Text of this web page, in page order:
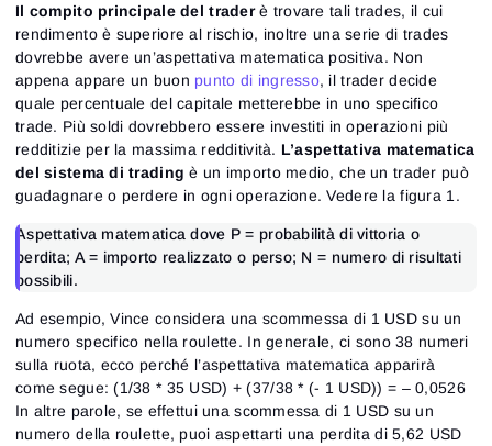
Il compito principale del traderè trovare tali trades, il cui
rendimento è superiore al rischio, inoltre una serie di trades
dovrebbe avere un’aspettativa matematica positiva. Non
appena appare un buon punto di ingresso, il trader decide
quale percentuale del capitale metterebbe in uno specifico
trade. Più soldi dovrebbero essere investiti in operazioni più
redditizie per la massima redditività. L’aspettativa matematica
del sistema di tradingè un importo medio, che un trader può
guadagnare o perdere in ogni operazione. Vedere la figura 1.
Aspettativa matematica dove P = probabilità di vittoria o
perdita; A = importo realizzato o perso; N = numero di risultati
possibili.
Ad esempio, Vince considera una scommessa di 1 USD su un
numero specifico nella roulette. In generale, ci sono 38 numeri
sulla ruota, ecco perché l’aspettativa matematica apparirà
come segue: (1/38 * 35 USD) + (37/38 * (- 1 USD)) = – 0,0526
In altre parole, se effettui una scommessa di 1 USD su un
numero della roulette, puoi aspettarti una perdita di 5,62 USD